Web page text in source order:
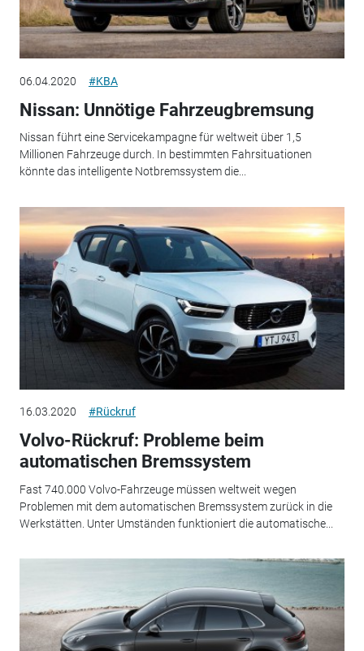
06.04.2020 #KBA
Nissan: Unnötige Fahrzeugbremsung
Nissan führt eine Servicekampagne für weltweit über 1,5
Millionen Fahrzeuge durch. In bestimmten Fahrsituationen
könnte das intelligente Notbremssystem die...
16.03.2020 #Rückruf
Volvo-Rückruf: Probleme beim
automatischen Bremssystem
Fast 740.000 Volvo-Fahrzeuge müssen weltweit wegen
Problemen mit dem automatischen Bremssystem zurück in die
Werkstätten. Unter Umständen funktioniert die automatische...